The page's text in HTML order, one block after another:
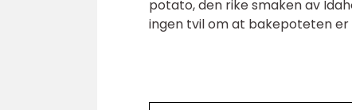
potato, den rike smaken av
ingen tvil om at bakepoteten er